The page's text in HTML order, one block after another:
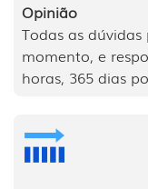
Opinião
Todas as
momento, e
horas, 365 dias